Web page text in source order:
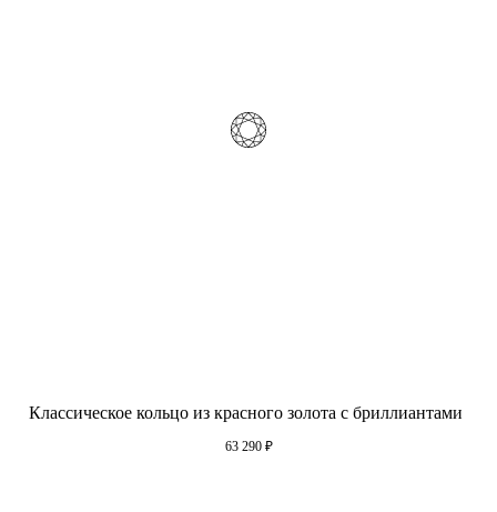
Классическое кольцо из красного золота с бриллиантами
63 290 ₽